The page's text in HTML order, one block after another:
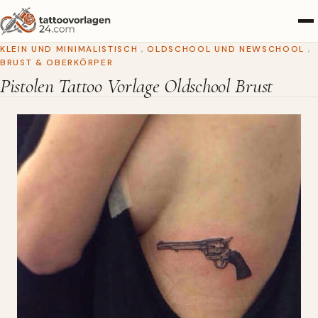
KLEIN UND MINIMALISTISCH , OLDSCHOOL UND NEWSCHOOL ,
BRUST & OBERKÖRPER
Pistolen Tattoo Vorlage Oldschool Brust